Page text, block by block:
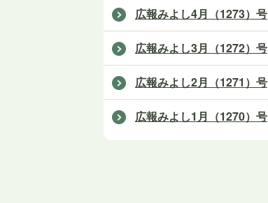
広報みよし4月（1273）号
広報みよし3月（1272）号
広報みよし2月（1271）号
広報みよし1月（1270）号